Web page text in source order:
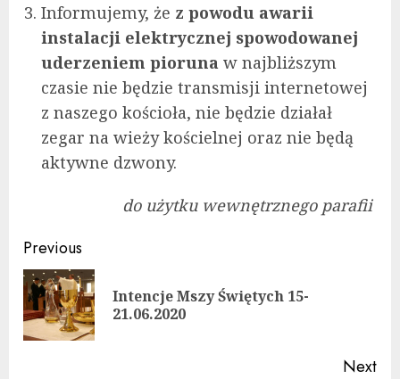
Informujemy, że z powodu awarii
instalacji elektrycznej spowodowanej
uderzeniem pioruna w najbliższym
czasie nie będzie transmisji internetowej
z naszego kościoła, nie będzie działał
zegar na wieży kościelnej oraz nie będą
aktywne dzwony.
do użytku wewnętrznego parafii
Continue
Reading
Previous
Intencje Mszy Świętych 15-
21.06.2020
Next